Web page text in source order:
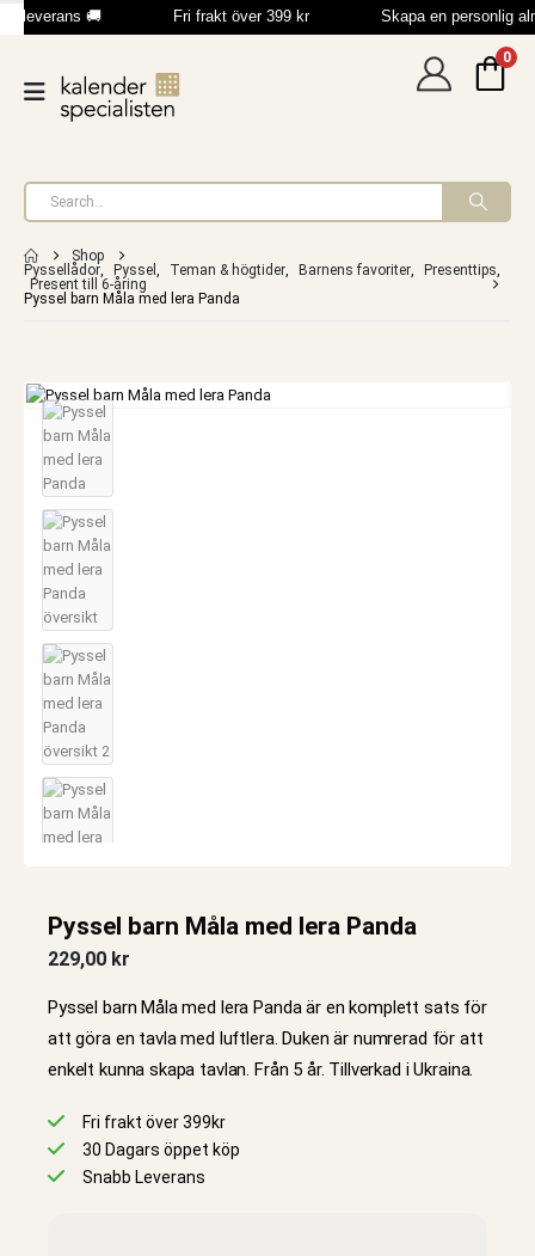
leverans 🚚 Fri frakt över 399 kr Skapa en personlig
0
Shop
Pyssellådor, Pyssel , Teman & högtider, Barnens favoriter, Presenttips,
Present till 6-åring
Pyssel barn Måla med lera Panda
Pyssel barn Måla med lera Panda
229,00 kr
Pyssel barn Måla med lera Panda är en komplett sats för
att göra en tavla med luftlera. Duken är numrerad för att
enkelt kunna skapa tavlan. Från 5 år. Tillverkad i Ukraina.
Fri frakt över 399kr
30 Dagars öppet köp
Snabb Leverans